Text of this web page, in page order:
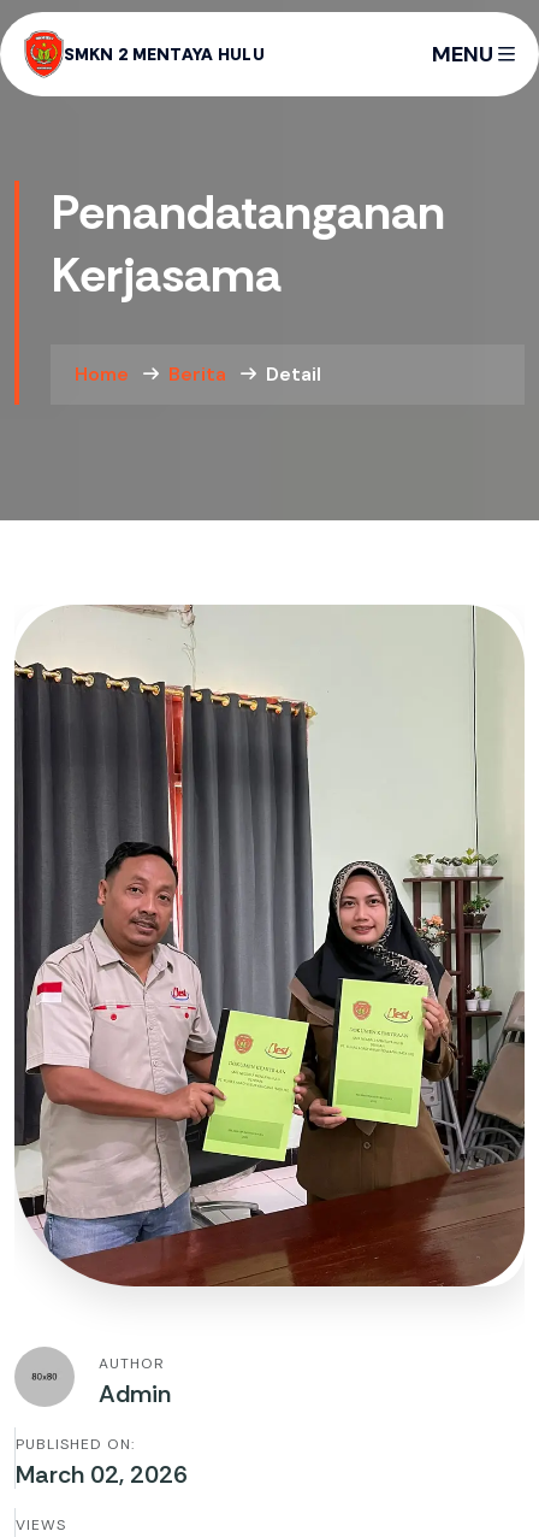
SMKN 2 MENTAYA HULU MENU
Penandatanganan
Kerjasama
Home Berita Detail
AUTHOR
Admin
PUBLISHED ON:
March 02, 2026
VIEWS